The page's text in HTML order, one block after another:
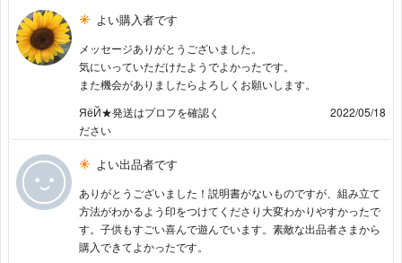
よい購入者です
メッセージありがとうございました。
気にいっていただけたようでよかったです。
また機会がありましたらよろしくお願いします。
ЯёЙ★発送はプロフを確認く
ださい
2022/05/18
よい出品者です
ありがとうございました！説明書がないものですが、組み立て
方法がわかるよう印をつけてくださり大変わかりやすかったで
す。子供もすごい喜んで遊んでいます。素敵な出品者さまから
購入できてよかったです。